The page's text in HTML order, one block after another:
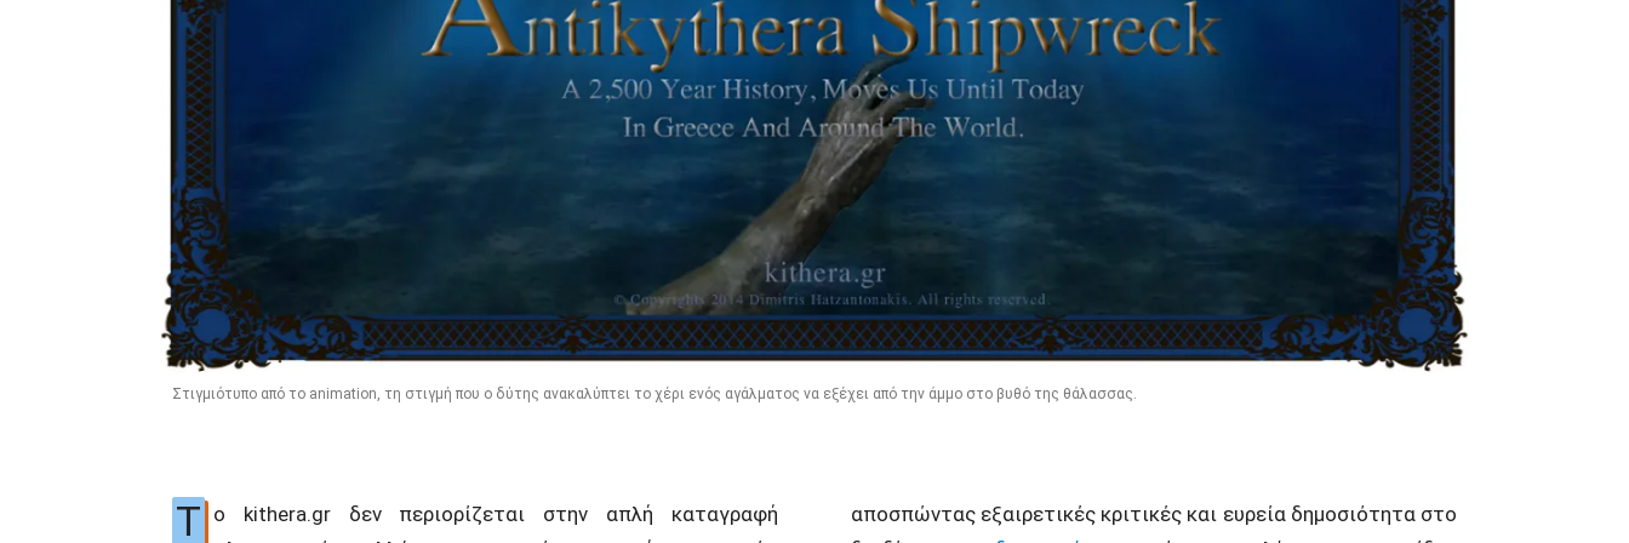
Στιγμιότυπο από το animation, τη στιγμή που ο δύτης ανακαλύπτει το χέρι ενός αγάλματος να εξέχει από την άμμο στο βυθό της θάλασσας.
Τ ο kithera.gr δεν περιορίζεται στην απλή καταγραφή
αποσπώντας εξαιρετικές κριτικές και ευρεία δημοσιότητα στο